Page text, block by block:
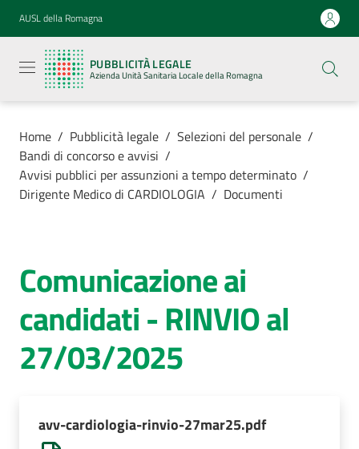
Vai al contenuto
Vai alla navigazione
Vai al footer
AUSL della Romagna
PUBBLICITÀ LEGALE
Azienda Unità Sanitaria Locale della Romagna
legale
Azienda
Unità
Locale della
Servizi
cura
Home / Pubblicità legale / Selezioni del personale /
Bandi di concorso e avvisi /
Avvisi pubblici per assunzioni a tempo determinato /
Dirigente Medico di CARDIOLOGIA / Documenti
Comunicazione ai
candidati - RINVIO al
27/03/2025
avv-cardiologia-rinvio-27mar25.pdf